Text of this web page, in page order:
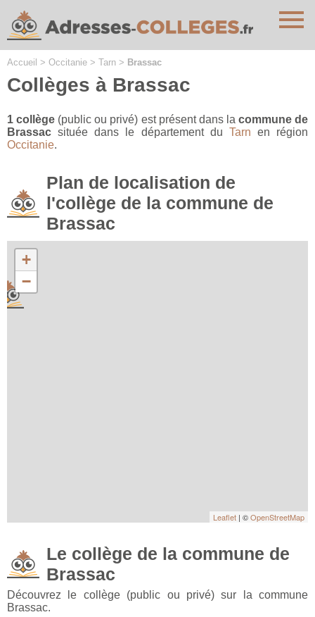
Accueil > Occitanie > Tarn > Brassac
Collèges à Brassac
1 collège (public ou privé) est présent dans la commune de
Brassac située dans le département du Tarn en région
Occitanie.
Plan de localisation de
l'collège de la commune de
Brassac
+
−
Leaflet | ©OpenStreetMap
Le collège de la commune de
Brassac
Découvrez le collège (public ou privé) sur la commune
Brassac.